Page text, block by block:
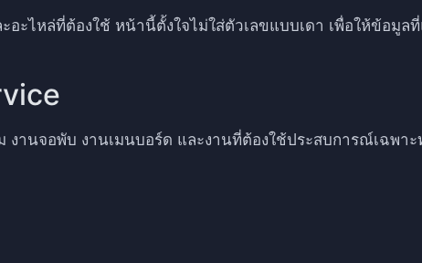
ะไหล่ที่ต้องใช้ หน้านี้ตั้งใจไม่ใส่ตัวเลขแบบเดา เพื่อให้ข้อมูล
งานจอพับ งานเมนบอร์ด และงานที่ต้องใช้ประสบการณ์เฉพาะ